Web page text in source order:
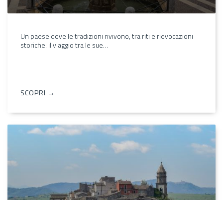
Un paese dove le tradizioni rivivono, tra riti e rievocazioni
storiche: il viaggio tra le sue…
SCOPRI →